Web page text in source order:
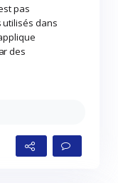
pas
dans
des